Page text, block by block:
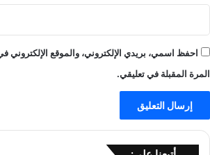
احفظ اسمي، بريدي الإلكتروني، والموقع الإلكتروني
المرة المقبلة في تعليقي.